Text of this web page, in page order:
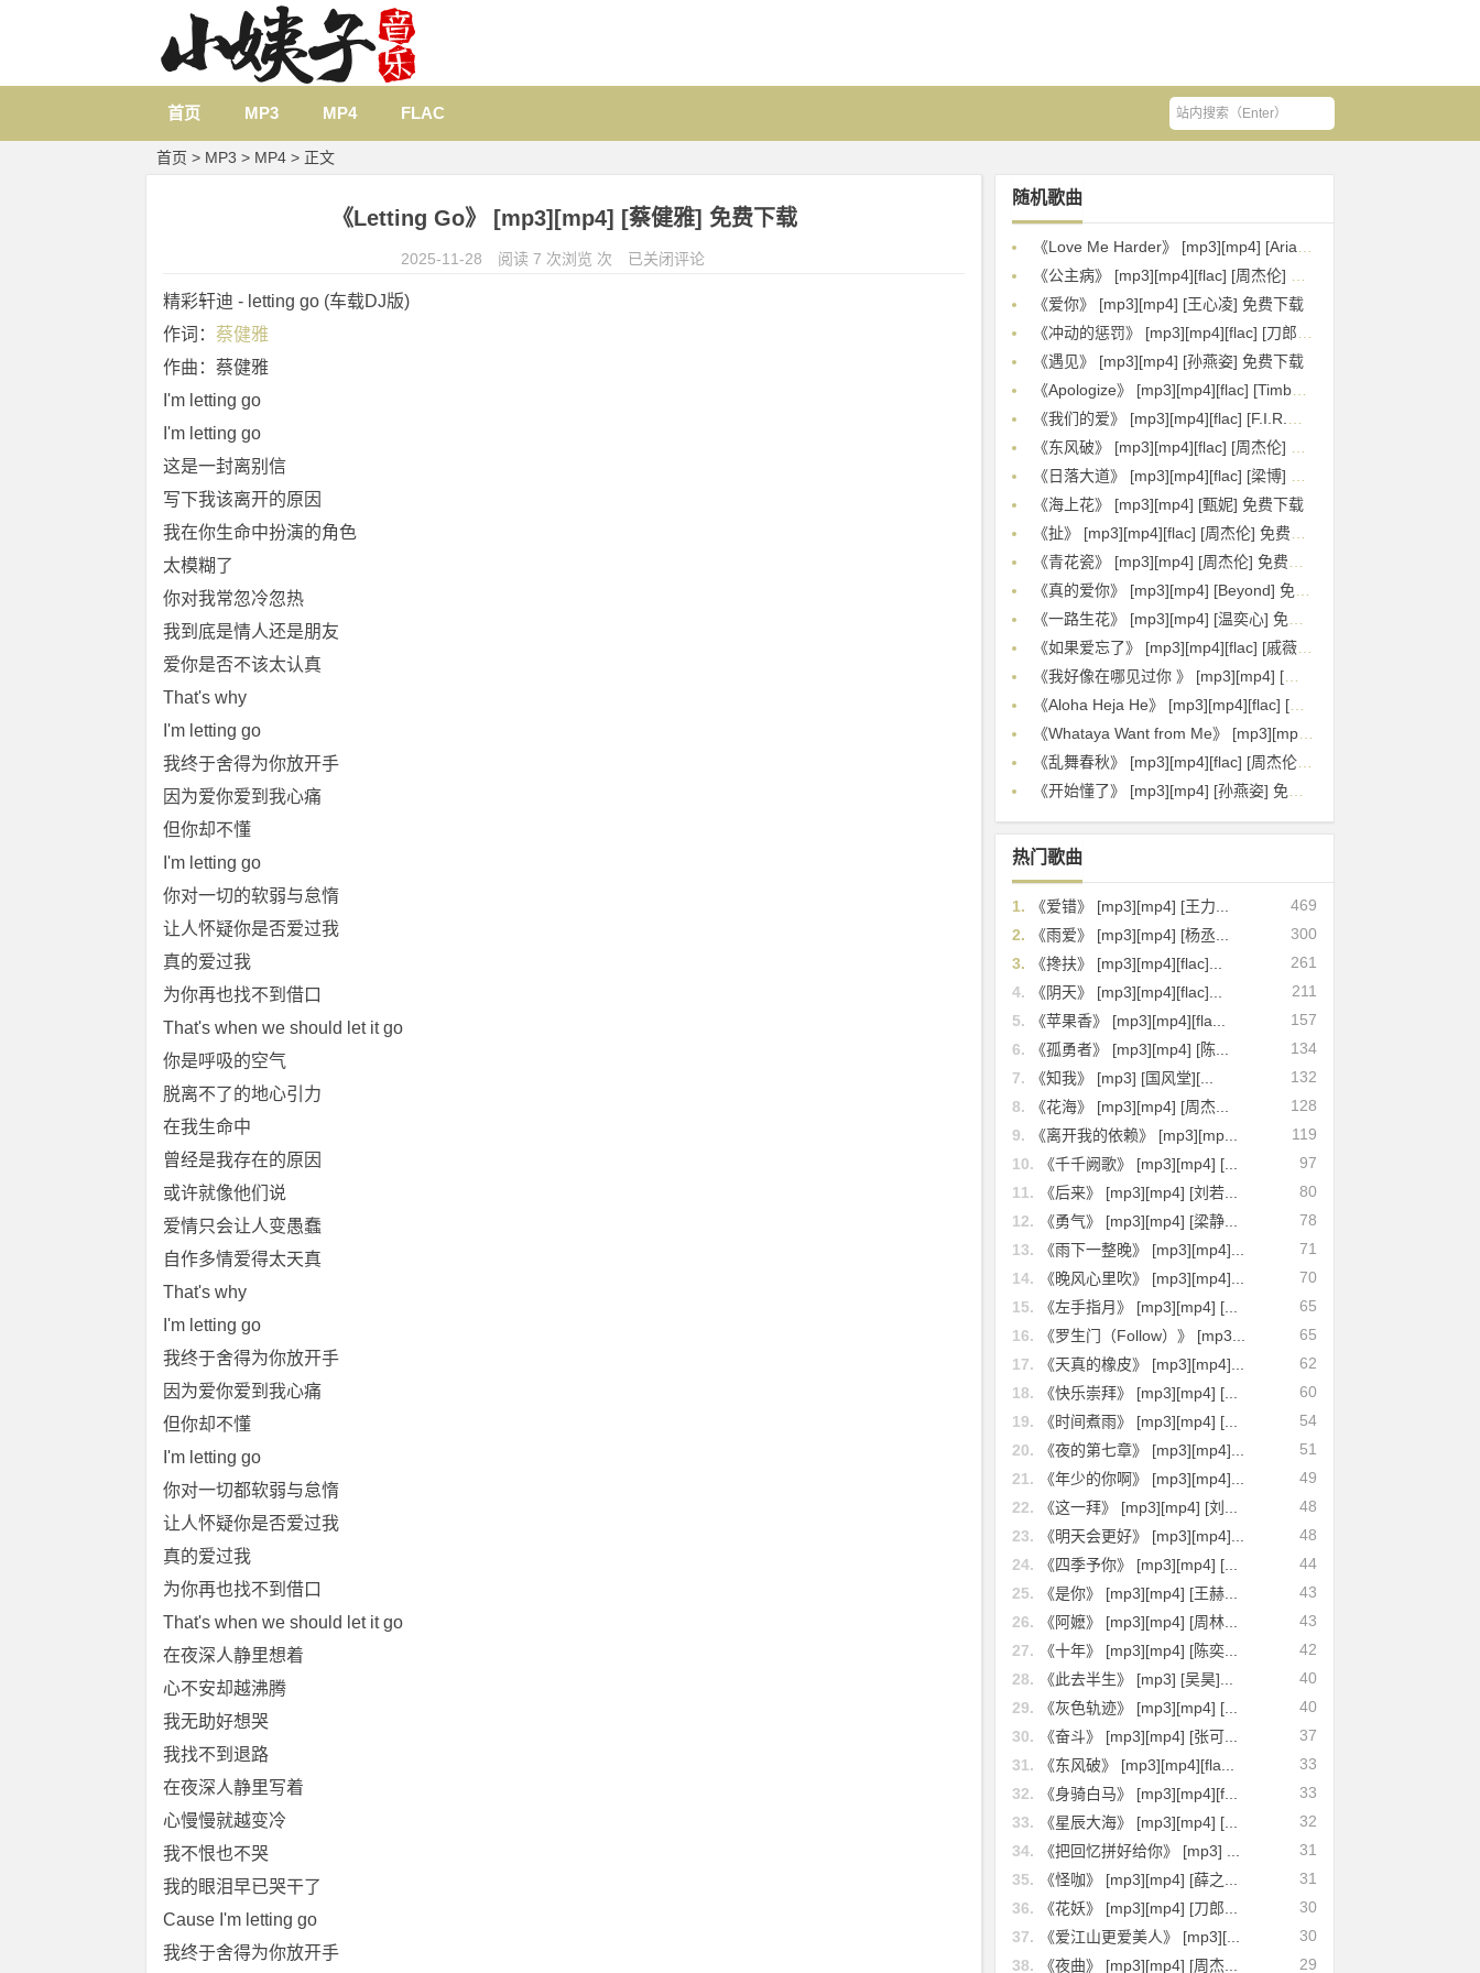
首页 MP3 MP4 FLAC
首页 > MP3 > MP4 > 正文
《Letting Go》 [mp3][mp4] [蔡健雅] 免费下载
2025-11-28 阅读 7 次浏览 次 已关闭评论
精彩轩迪 - letting go (车载DJ版)
作词： 蔡健雅
作曲：蔡健雅
I'm letting go
I'm letting go
这是一封离别信
写下我该离开的原因
我在你生命中扮演的角色
太模糊了
你对我常忽冷忽热
我到底是情人还是朋友
爱你是否不该太认真
That's why
I'm letting go
我终于舍得为你放开手
因为爱你爱到我心痛
但你却不懂
I'm letting go
你对一切的软弱与怠惰
让人怀疑你是否爱过我
真的爱过我
为你再也找不到借口
That's when we should let it go
你是呼吸的空气
脱离不了的地心引力
在我生命中
曾经是我存在的原因
或许就像他们说
爱情只会让人变愚蠢
自作多情爱得太天真
That's why
I'm letting go
我终于舍得为你放开手
因为爱你爱到我心痛
但你却不懂
I'm letting go
你对一切都软弱与怠惰
让人怀疑你是否爱过我
真的爱过我
为你再也找不到借口
That's when we should let it go
在夜深人静里想着
心不安却越沸腾
我无助好想哭
我找不到退路
在夜深人静里写着
心慢慢就越变冷
我不恨也不哭
我的眼泪早已哭干了
Cause I'm letting go
我终于舍得为你放开手
随机歌曲
《Love Me Harder》 [mp3][mp4] [Ariana Grande][The Weeknd] 免费下载
《公主病》 [mp3][mp4][flac] [周杰伦] 免费下载
《爱你》 [mp3][mp4] [王心凌] 免费下载
《冲动的惩罚》 [mp3][mp4][flac] [刀郎] 免费下载
《遇见》 [mp3][mp4] [孙燕姿] 免费下载
《Apologize》 [mp3][mp4][flac] [Timbaland][OneRepublic] 免费下载
《我们的爱》 [mp3][mp4][flac] [F.I.R.飞儿乐团] 免费下载
《东风破》 [mp3][mp4][flac] [周杰伦] 免费下载
《日落大道》 [mp3][mp4][flac] [梁博] 免费下载
《海上花》 [mp3][mp4] [甄妮] 免费下载
《扯》 [mp3][mp4][flac] [周杰伦] 免费下载
《青花瓷》 [mp3][mp4] [周杰伦] 免费下载
《真的爱你》 [mp3][mp4] [Beyond] 免费下载
《一路生花》 [mp3][mp4] [温奕心] 免费下载
《如果爱忘了》 [mp3][mp4][flac] [戚薇] 免费下载
《我好像在哪见过你 》 [mp3][mp4] [薛之谦] 免费下载
《Aloha Heja He》 [mp3][mp4][flac] [Achim Reichel] 免费下载
《Whataya Want from Me》 [mp3][mp4] [Adam Lambert] 免费下载
《乱舞春秋》 [mp3][mp4][flac] [周杰伦] 免费下载
《开始懂了》 [mp3][mp4] [孙燕姿] 免费下载
热门歌曲
469
1.
《爱错》 [mp3][mp4] [王力...
300
2.
《雨爱》 [mp3][mp4] [杨丞...
261
3.
《搀扶》 [mp3][mp4][flac]...
211
4.
《阴天》 [mp3][mp4][flac]...
157
5.
《苹果香》 [mp3][mp4][fla...
134
6.
《孤勇者》 [mp3][mp4] [陈...
132
7.
《知我》 [mp3] [国风堂][...
128
8.
《花海》 [mp3][mp4] [周杰...
119
9.
《离开我的依赖》 [mp3][mp...
97
10.
《千千阙歌》 [mp3][mp4] [...
80
11.
《后来》 [mp3][mp4] [刘若...
78
12.
《勇气》 [mp3][mp4] [梁静...
71
13.
《雨下一整晚》 [mp3][mp4]...
70
14.
《晚风心里吹》 [mp3][mp4]...
65
15.
《左手指月》 [mp3][mp4] [...
65
16.
《罗生门（Follow）》 [mp3...
62
17.
《天真的橡皮》 [mp3][mp4]...
60
18.
《快乐崇拜》 [mp3][mp4] [...
54
19.
《时间煮雨》 [mp3][mp4] [...
51
20.
《夜的第七章》 [mp3][mp4]...
49
21.
《年少的你啊》 [mp3][mp4]...
48
22.
《这一拜》 [mp3][mp4] [刘...
48
23.
《明天会更好》 [mp3][mp4]...
44
24.
《四季予你》 [mp3][mp4] [...
43
25.
《是你》 [mp3][mp4] [王赫...
43
26.
《阿嬷》 [mp3][mp4] [周林...
42
27.
《十年》 [mp3][mp4] [陈奕...
40
28.
《此去半生》 [mp3] [吴昊]...
40
29.
《灰色轨迹》 [mp3][mp4] [...
37
30.
《奋斗》 [mp3][mp4] [张可...
33
31.
《东风破》 [mp3][mp4][fla...
33
32.
《身骑白马》 [mp3][mp4][f...
32
33.
《星辰大海》 [mp3][mp4] [...
31
34.
《把回忆拼好给你》 [mp3] ...
31
35.
《怪咖》 [mp3][mp4] [薛之...
30
36.
《花妖》 [mp3][mp4] [刀郎...
30
37.
《爱江山更爱美人》 [mp3][...
29
38. 《夜曲》 [mp3][mp4] [周杰...